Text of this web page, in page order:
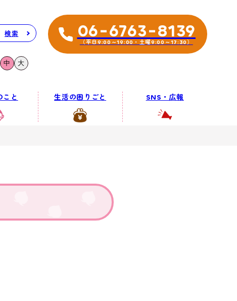
検索
中 大
06-6763-8139
（平日9:00～19:00・土曜9:00～17:30）
こと 生活の困りごと SNS・広報